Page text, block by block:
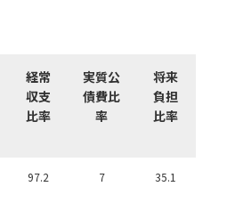
経常
収支
比率
実質公
債費比
率
将来
負担
比率
97.2 7 35.1